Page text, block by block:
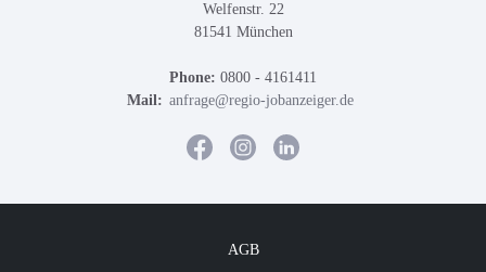
Welfenstr. 22
81541 München
Phone: 0800 - 4161411
Mail: anfrage@regio-jobanzeiger.de
AGB